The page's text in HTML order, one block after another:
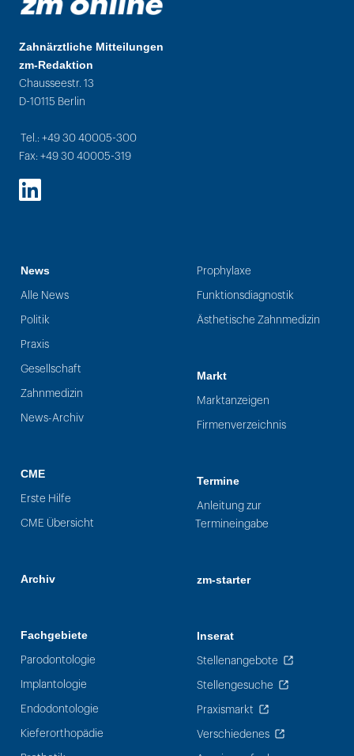
Zahnärztliche Mitteilungen
zm-Redaktion
Chausseestr. 13
D-10115 Berlin
Tel.: +49 30 40005-300
Fax: +49 30 40005-319
LinkedIn
News
Alle News
Politik
Praxis
Gesellschaft
Zahnmedizin
News-Archiv
CME
Erste Hilfe
CME Übersicht
Archiv
Fachgebiete
Parodontologie
Implantologie
Endodontologie
Kieferorthopädie
Prophylaxe
Funktionsdiagnostik
Ästhetische Zahnmedizin
Markt
Marktanzeigen
Firmenverzeichnis
Termine
Anleitung zur
Termineingabe
zm-starter
Inserat
Stellenangebote
Stellengesuche
Praxismarkt
Verschiedenes